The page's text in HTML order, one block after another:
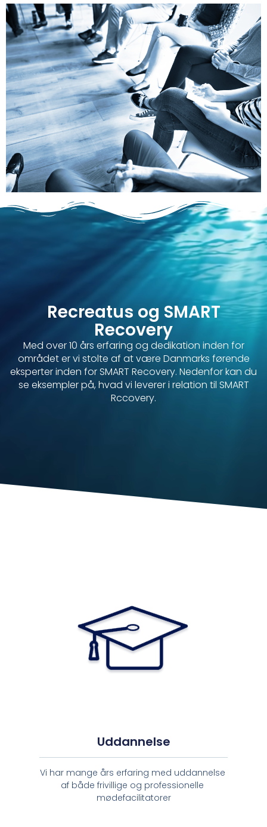
Recreatus og SMART
Recovery
Med over 10 års erfaring og dedikation inden for
området er vi stolte af at være Danmarks førende
eksperter inden for SMART Recovery. Nedenfor kan du
se eksempler på, hvad vi leverer i relation til SMART
Rccovery.
Uddannelse
Vi har mange års erfaring med uddannelse
af både frivillige og professionelle
mødefacilitatorer